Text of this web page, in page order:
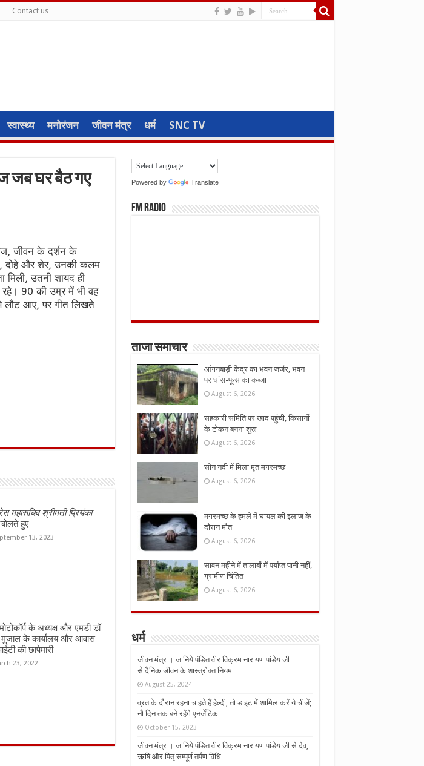
Contact us
स्वास्थ्य मनोरंजन जीवन मंत्र धर्म SNC TV
जब घर बैठ गए
जीवन के दर्शन के
दोहे और शेर, उनकी कलम
उतनी शायद ही
90 की उम्र में भी वह
लौट आए, पर गीत लिखते
महासचिव श्रीमती प्रियंका
बोलते हुए
13, 2023
मोटोकॉर्प के अध्यक्ष और एमडी डॉ
के कार्यालय और आवास
की छापेमारी
23, 2022
Powered by Translate
FM Radio
ताजा समाचार
आंगनबाड़ी केंद्र का भवन जर्जर, भवन
पर घांस-फूस का कब्जा
August 6, 2026
सहकारी समिति पर खाद पहुंची, किसानों
के टोकन बनना शुरू
August 6, 2026
सोन नदी में मिला मृत मगरमच्छ
August 6, 2026
मगरमच्छ के हमले में घायल की इलाज के
दौरान मौत
August 6, 2026
सावन महीने में तालाबों में पर्याप्त पानी नहीं,
ग्रामीण चिंतित
August 6, 2026
धर्म
जीवन मंत्र । जानिये पंडित वीर विक्रम नारायण पांडेय जी
से दैनिक जीवन के शास्त्रोक्त नियम
August 25, 2024
व्रत के दौरान रहना चाहते हैं हेल्दी, तो डाइट में शामिल करें ये चीजें;
नौ दिन तक बने रहेंगे एनर्जेटिक
October 15, 2023
जीवन मंत्र । जानिये पंडित वीर विक्रम नारायण पांडेय जी से देव,
ऋषि और पितृ सम्पूर्ण तर्पण विधि